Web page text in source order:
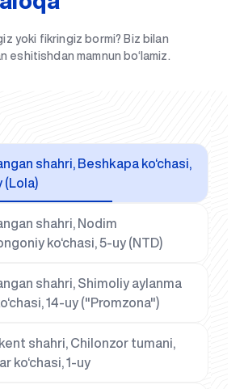
yoki fikringiz bormi? Biz bilan
eshitishdan mamnun bo‘lamiz.
shahri, Beshkapa ko‘chasi,
(Lola)
shahri, Nodim
ko‘chasi, 5-uy (NTD)
shahri, Shimoliy aylanma
14-uy ("Promzona")
shahri, Chilonzor tumani,
ko‘chasi, 1-uy